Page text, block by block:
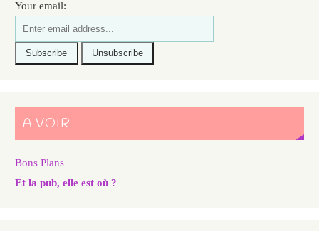
Your email:
A VOIR
Bons Plans
Et la pub, elle est où ?